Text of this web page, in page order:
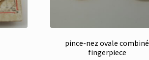
pince-nez ovale combiné
fingerpiece